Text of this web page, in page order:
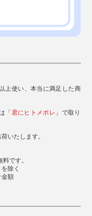
上使い、本当に満足した商
「 君にヒトメボレ 」で取り
いたします。
です。
除く
金額